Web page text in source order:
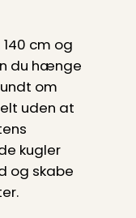
cm og
du hænge
om
uden at
kugler
og skabe